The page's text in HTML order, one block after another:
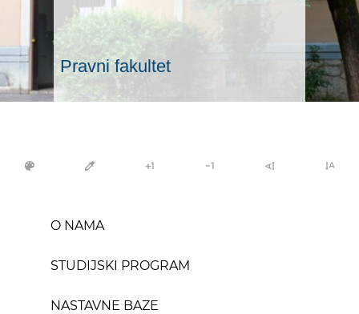
Pravni fakultet
color_lens colorize plus_one exposure_neg_1 text_rotate_up text_rotate_vertical
O NAMA
STUDIJSKI PROGRAM
NASTAVNE BAZE